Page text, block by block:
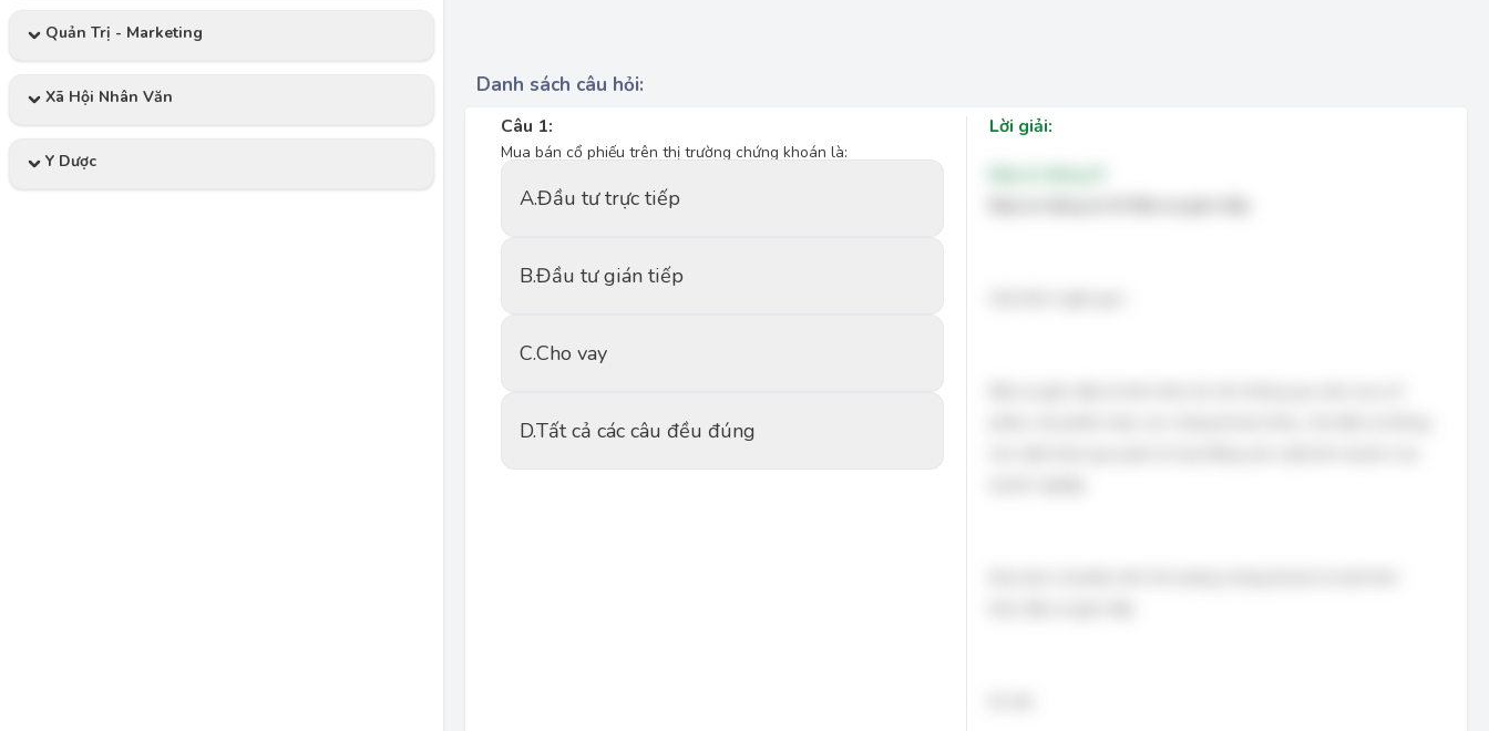
Quản Trị - Marketing
Xã Hội Nhân Văn
Y Dược
Danh sách câu hỏi:
Câu 1:
Mua bán cổ phiếu trên thị trường chứng khoán là:
A.Đầu tư trực tiếp
B.Đầu tư gián tiếp
C.Cho vay
D.Tất cả các câu đều đúng
Lời giải: